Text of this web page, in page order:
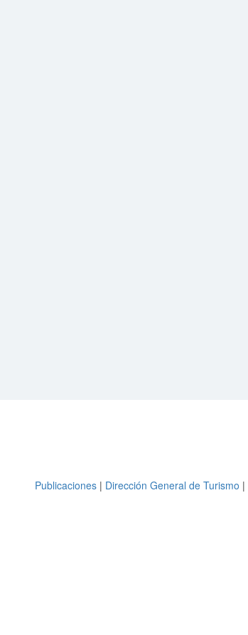
Publicaciones | Dirección General de Turismo |